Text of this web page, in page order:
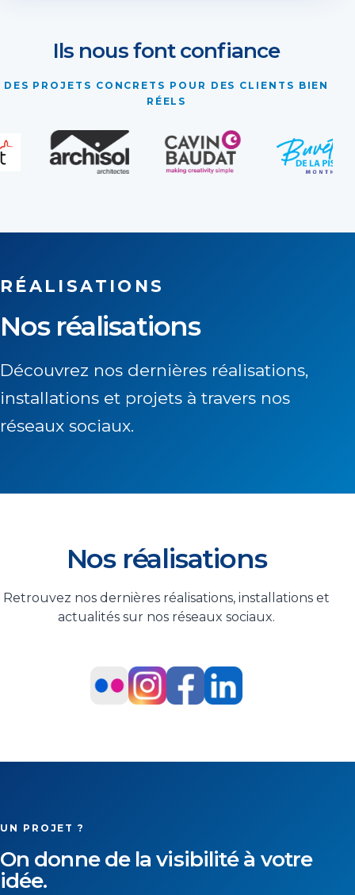
Ils nous font confiance
DES PROJETS CONCRETS POUR DES CLIENTS BIEN
RÉELS
RÉALISATIONS
Nos réalisations
Découvrez nos dernières réalisations,
installations et projets à travers nos
réseaux sociaux.
Nos réalisations
Retrouvez nos dernières réalisations, installations et
actualités sur nos réseaux sociaux.
UN PROJET ?
On donne de la visibilité à votre
idée.